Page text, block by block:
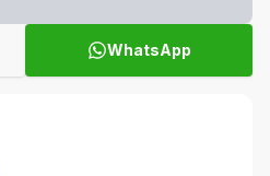
WhatsApp